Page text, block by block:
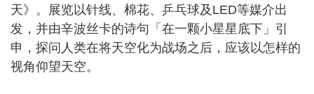
天》。展览以针线、棉花、乒乓球及LED等媒介出
发，并由辛波丝卡的诗句「在一颗小星星底下」引
申，探问人类在将天空化为战场之后，应该以怎样的
视角仰望天空。